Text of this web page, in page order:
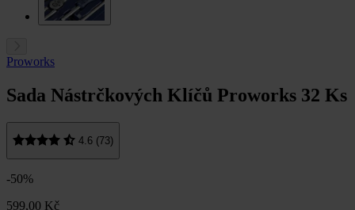
Proworks
Sada Nástrčkových Klíčů Proworks 32 Ks
4.6 (73)
-50%
599,00 Kč